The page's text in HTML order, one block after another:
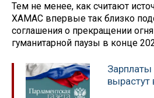
Тем не менее, как считают
ХАМАС впервые так близко
соглашения о прекращении
гуманитарной паузы в конце
Зарплаты
вырастут